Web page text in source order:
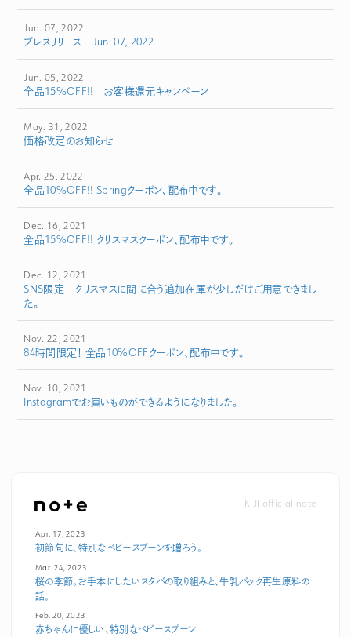
Jun. 07, 2022
プレスリリース – Jun. 07, 2022
Jun. 05, 2022
全品15%OFF!! お客様還元キャンペーン
May. 31, 2022
価格改定のお知らせ
Apr. 25, 2022
全品10%OFF!! Springクーポン、配布中です。
Dec. 16, 2021
全品15%OFF!! クリスマスクーポン、配布中です。
Dec. 12, 2021
SNS限定 クリスマスに間に合う追加在庫が少しだけご用意できまし
た。
Nov. 22, 2021
84時間限定！ 全品10%OFFクーポン、配布中です。
Nov. 10, 2021
Instagramでお買いものができるようになりました。
KIJI official note
Apr. 17, 2023
初節句に、特別なベビースプーンを贈ろう。
Mar. 24, 2023
桜の季節。お手本にしたいスタバの取り組みと、牛乳パック再生原料の
話。
Feb. 20, 2023
赤ちゃんに優しい、特別なベビースプーン